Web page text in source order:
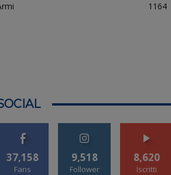
1164
37,158
Fans
9,518
Follower
8,620
Iscritti